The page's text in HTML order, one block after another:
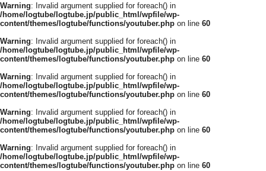
Warning: Invalid argument supplied for foreach() in
/home/logtube/logtube.jp/public_html/wpfile/wp-
content/themes/logtube/functions/youtuber.php on line 60
Warning: Invalid argument supplied for foreach() in
/home/logtube/logtube.jp/public_html/wpfile/wp-
content/themes/logtube/functions/youtuber.php on line 60
Warning: Invalid argument supplied for foreach() in
/home/logtube/logtube.jp/public_html/wpfile/wp-
content/themes/logtube/functions/youtuber.php on line 60
Warning: Invalid argument supplied for foreach() in
/home/logtube/logtube.jp/public_html/wpfile/wp-
content/themes/logtube/functions/youtuber.php on line 60
Warning: Invalid argument supplied for foreach() in
/home/logtube/logtube.jp/public_html/wpfile/wp-
content/themes/logtube/functions/youtuber.php on line 60